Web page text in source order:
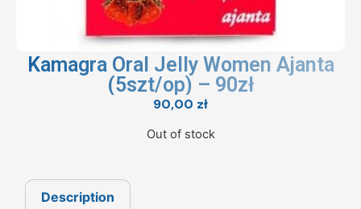
Kamagra Oral Jelly Women Ajanta
(5szt/op) – 90zł
90,00 zł
Out of stock
Description